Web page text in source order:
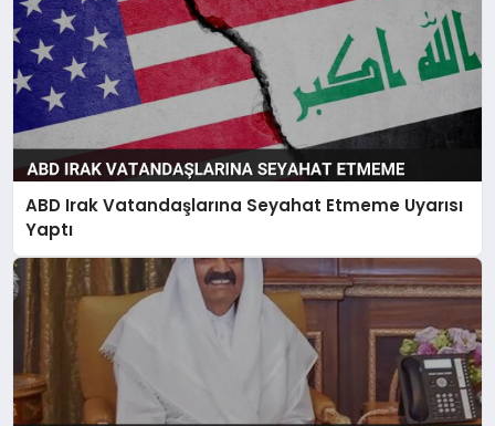
ABD Irak Vatandaşlarına Seyahat Etmeme Uyarısı
Yaptı